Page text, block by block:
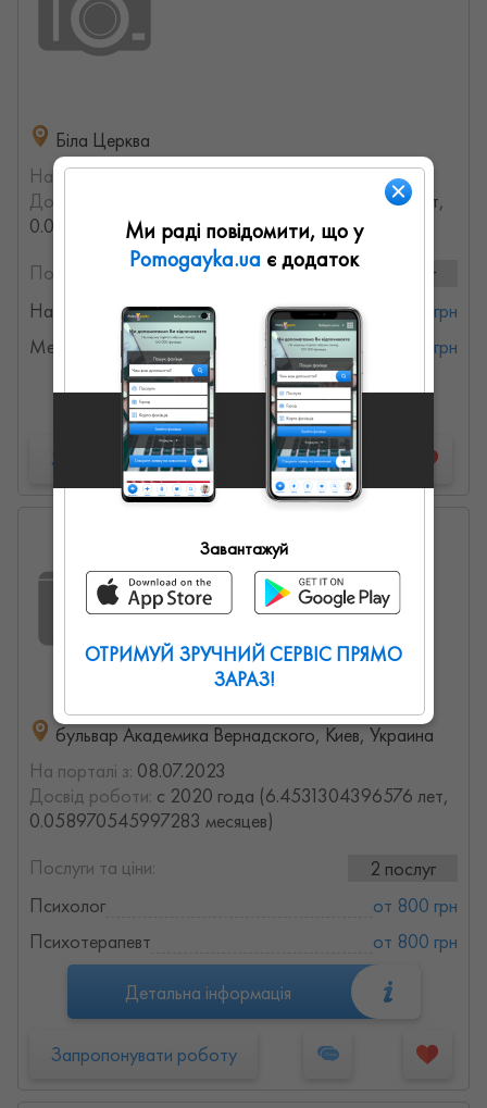
Біла Церква
На порталі з:21.07.2023
Досвід роботи:
с 2006 года (19.995596192754 лет,
0.00099440824229191 месяцев)
Послуги та ціни:
2 послуг
Нарколог
от 1200 грн
Медсестра
от 200 грн
Детальна інформація
Запропонувати роботу
0 0 0
бульвар Академика Вернадского, Киев, Украина
На порталі з: 08.07.2023
Досвід роботи: с 2020 года (6.4531304396576 лет,
0.058970545997283 месяцев)
Послуги та ціни:
2 послуг
Психолог
от 800 грн
Психотерапевт
от 800 грн
Детальна інформація
Запропонувати роботу
Ми раді повідомити, що у
Pomogayka.ua є додаток
Завантажуй
ОТРИМУЙ ЗРУЧНИЙ СЕРВІС ПРЯМО
ЗАРАЗ!